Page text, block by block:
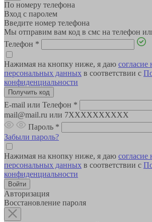
По номеру телефона
Вход с паролем
Введите номер телефона
Мы отправим вам код в смс на телефон
Телефон *
Нажимая на кнопку ниже, я даю согласие
персональных данных в соответствии с
конфиденциальности
E-mail или Телефон *
mail@mail.ru или 7XXXXXXXXXX
Пароль *
Забыли пароль?
Нажимая на кнопку ниже, я даю согласие
персональных данных в соответствии с
конфиденциальности
Авторизация
Восстановление пароля